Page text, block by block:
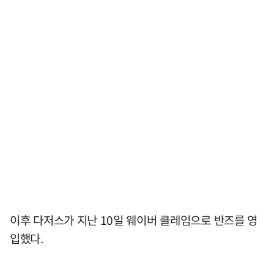
이후 다저스가 지난 10일 웨이버 클레임으로 반즈를 영
입했다.